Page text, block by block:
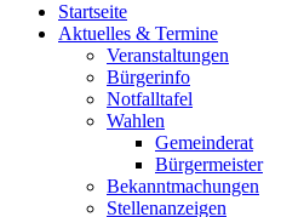
Startseite
Aktuelles & Termine
Veranstaltungen
Bürgerinfo
Notfalltafel
Wahlen
Gemeinderat
Bürgermeister
Bekanntmachungen
Stellenanzeigen